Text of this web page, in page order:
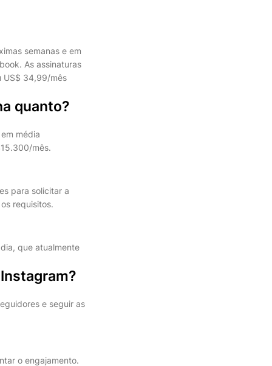
semanas e em
As assinaturas
US$ 34,99/mês
quanto?
média
mês.
para solicitar a
requisitos.
que atualmente
e seguir as
o engajamento.